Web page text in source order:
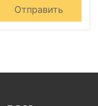
Отправить